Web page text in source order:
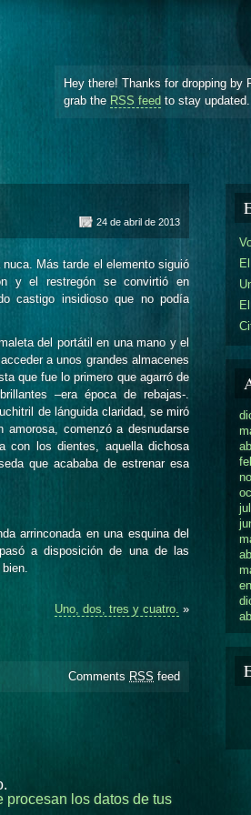
Hey there! Thanks for dropping by
grab the RSS feed to stay
24 de abril de 2013
Más tarde el elemento siguió
y el restregón se convirtió en
castigo insidioso que no podía
del portátil en una mano y el
a unos grandes almacenes
que fue lo primero que agarró de
–era época de rebajas-.
de lánguida claridad, se miró
comenzó a desnudarse
con los dientes, aquella dichosa
que acababa de estrenar esa
arrinconada en una esquina del
a disposición de una de las
Uno, dos, tres y cuatro. »
Comments RSS feed
procesan los datos de tus